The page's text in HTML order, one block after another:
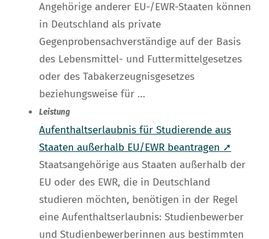
Angehörige anderer EU-/EWR-Staaten können
in Deutschland als private
Gegenprobensachverständige auf der Basis
des Lebensmittel- und Futtermittelgesetzes
oder des Tabakerzeugnisgesetzes
beziehungsweise für …
Leistung
Aufenthaltserlaubnis für Studierende aus
Staaten außerhalb EU/EWR beantragen ➚
Staatsangehörige aus Staaten außerhalb der
EU oder des EWR, die in Deutschland
studieren möchten, benötigen in der Regel
eine Aufenthaltserlaubnis: Studienbewerber
und Studienbewerberinnen aus bestimmten